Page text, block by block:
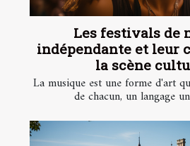
Les festivals de
indépendante et leur
la scène
La musique est une forme d'art
de chacun, un langage